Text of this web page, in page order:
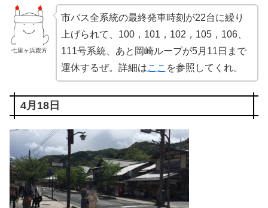
七里ヶ浜親方
市バス全系統の最終発車時刻が22台に繰り
上げられて、100，101，102，105，106、
111号系統、あと岡崎ループが5月11日まで
運休するぜ。詳細はここ を参照してくれ。
4月18日